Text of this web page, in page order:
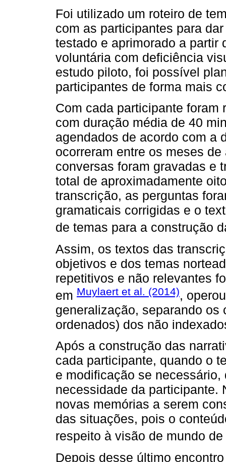
Foi utilizado um roteiro de
com as participantes para
testado e aprimorado a partir
voluntária com deficiência
estudo piloto, foi possível
participantes de forma mais
Com cada participante foram
com duração média de 40
agendados de acordo com a
ocorreram entre os meses
conversas foram gravadas e
total de aproximadamente
transcrição, as perguntas
gramaticais corrigidas e o
de temas para a construção
Assim, os textos das
objetivos e dos temas
repetitivos e não relevantes
em Muylaert et al. (2014),
generalização, separando
ordenados) dos não
Após a construção das
cada participante, quando o
e modificação se
necessidade da participante.
novas memórias a serem
das situações, pois o
respeito à visão de mundo
Depois desse último